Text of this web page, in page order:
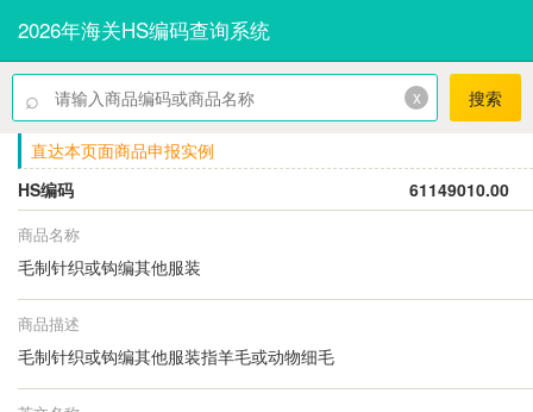
2026年海关HS编码查询系统
⌕ x 搜索
直达本页面商品申报实例
HS编码
61149010.00
商品名称
毛制针织或钩编其他服装
商品描述
毛制针织或钩编其他服装指羊毛或动物细毛